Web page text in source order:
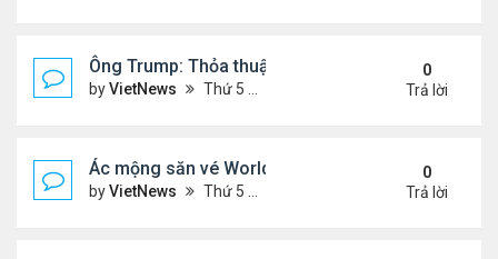
Ông Trump: Thỏa thuận với Iran là chiến thắng
byVietNews Thứ 5 Tháng 6 18, 2026 5:26 pm
0
Trả lời
Ác mộng săn vé World Cup
byVietNews Thứ 5 Tháng 6 04, 2026 4:49 pm
0
Trả lời